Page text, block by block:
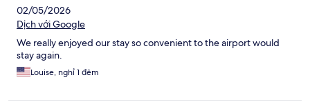
02/05/2026
Dịch với Google
We really enjoyed our stay so convenient to the airport would
stay again.
Louise, nghỉ 1 đêm